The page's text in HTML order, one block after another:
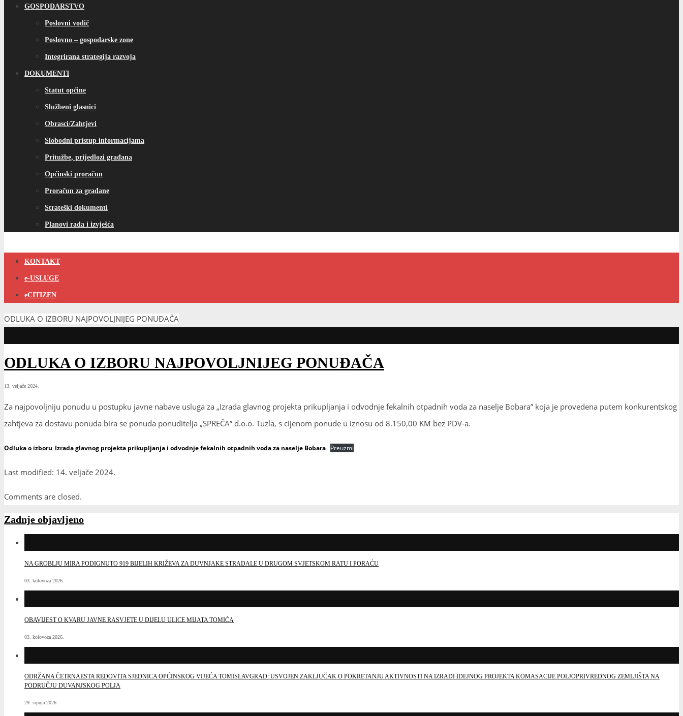
GOSPODARSTVO
Poslovni vodič
Poslovno – gospodarske zone
Integrirana strategija razvoja
DOKUMENTI
Statut općine
Službeni glasnici
Obrasci/Zahtjevi
Slobodni pristup informacijama
Pritužbe, prijedlozi građana
Općinski proračun
Proračun za građane
Strateški dokumenti
Planovi rada i izvješća
KONTAKT
e-USLUGE
eCITIZEN
ODLUKA O IZBORU NAJPOVOLJNIJEG PONUĐAČA
ODLUKA O IZBORU NAJPOVOLJNIJEG PONUĐAČA
13. veljače 2024.
Za najpovoljniju ponudu u postupku javne nabave usluga za „Izrada glavnog projekta prikupljanja i odvodnje fekalnih otpadnih voda za naselje Bobara” koja je provedena putem konkurentskog
zahtjeva za dostavu ponuda bira se ponuda ponuditelja „SPREČA” d.o.o. Tuzla, s cijenom ponude u iznosu od 8.150,00 KM bez PDV-a.
Odluka o izboru_Izrada glavnog projekta prikupljanja i odvodnje fekalnih otpadnih voda za naselje Bobara Preuzmi
Last modified: 14. veljače 2024.
Comments are closed.
Zadnje objavljeno
NA GROBLJU MIRA PODIGNUTO 919 BIJELIH KRIŽEVA ZA DUVNJAKE STRADALE U DRUGOM SVJETSKOM RATU I PORAĆU
03. kolovoza 2026.
OBAVIJEST O KVARU JAVNE RASVJETE U DIJELU ULICE MIJATA TOMIĆA
03. kolovoza 2026.
ODRŽANA ČETRNAESTA REDOVITA SJEDNICA OPĆINSKOG VIJEĆA TOMISLAVGRAD: USVOJEN ZAKLJUČAK O POKRETANJU AKTIVNOSTI NA IZRADI IDEJNOG PROJEKTA KOMASACIJE POLJOPRIVREDNOG ZEMLJIŠTA NA
PODRUČJU DUVANJSKOG POLJA
29. srpnja 2026.